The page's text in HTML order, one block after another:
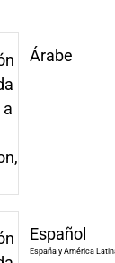
Árabe
Español
España y América